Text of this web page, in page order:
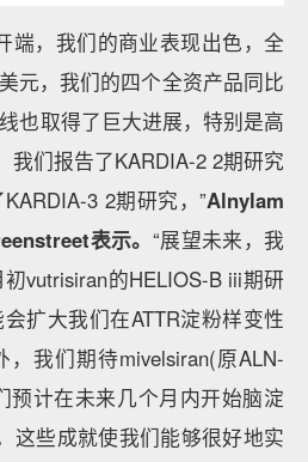
端，我们的商业表现出色，全
元，我们的四个全资产品同比
也取得了巨大进展，特别是高
我们报告了KARDIA-2 2期研究
3 2期研究，”Alnylam
表示。 “展望未来，我
vutrisiran的HELIOS-B iii期研
扩大我们在ATTR淀粉样变性
我们期待mivelsiran(原ALN-
预计在未来几个月内开始脑淀
这些成就使我们能够很好地实